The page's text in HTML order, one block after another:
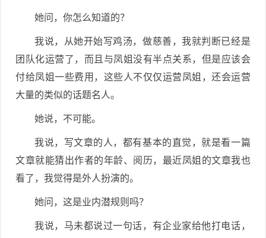
她问，你怎么知道的？
我说，从她开始写鸡汤，做慈善，我就判断已经是
团队化运营了，而且与凤姐没有半点关系，但是应该会
付给凤姐一些费用，这些人不仅仅运营凤姐，还会运营
大量的类似的话题名人。
她说，不可能。
我说，写文章的人，都有基本的直觉，就是看一篇
文章就能猜出作者的年龄、阅历，最近凤姐的文章我也
看了，我觉得是外人扮演的。
她问，这是业内潜规则吗？
我说，马未都说过一句话，有企业家给他打电话，